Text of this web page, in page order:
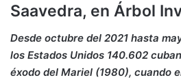
Saavedra, en Árbol
Desde octubre del 2021 hasta
los Estados Unidos 140.602
éxodo del Mariel (1980), cuando